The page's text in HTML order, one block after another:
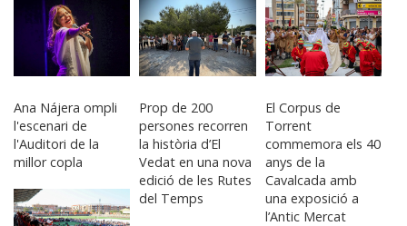
Ana Nájera ompli
l'escenari de
l'Auditori de la
millor copla
Prop de 200
persones recorren
la història d’El
Vedat en una nova
edició de les Rutes
del Temps
El Corpus de
Torrent
commemora els 40
anys de la
Cavalcada amb
una exposició a
l’Antic Mercat